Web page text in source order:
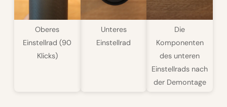
Oberes
Einstellrad (90
Klicks)
Unteres
Einstellrad
Die
Komponenten
des unteren
Einstellrads nach
der Demontage